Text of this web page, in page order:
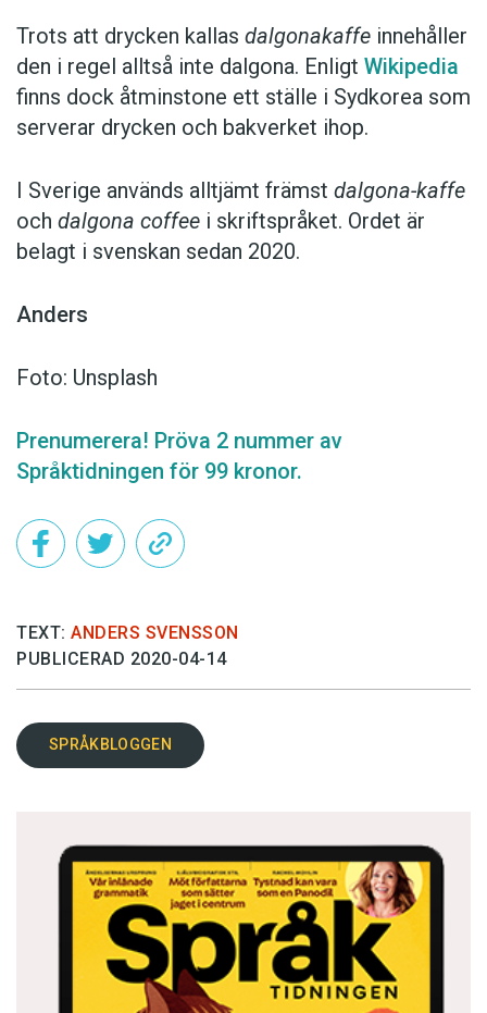
Trots att drycken kallas dalgonakaffe innehåller
den i regel alltså inte dalgona. Enligt Wikipedia
finns dock åtminstone ett ställe i Sydkorea som
serverar drycken och bakverket ihop.
I Sverige används alltjämt främst dalgona-kaffe
och dalgona coffee i skriftspråket. Ordet är
belagt i svenskan sedan 2020.
Anders
Foto: Unsplash
Prenumerera! Pröva 2 nummer av
Språktidningen för 99 kronor.
TEXT: ANDERS SVENSSON
PUBLICERAD 2020-04-14
SPRÅKBLOGGEN